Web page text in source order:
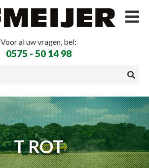
Voor al uw vragen, bel:
0575 - 50 14 98
T ROT